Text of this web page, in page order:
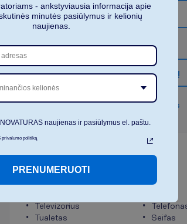
2
Daugiau f ų
Išvalyti visus f s
27-29 m² 2
Televizorius
Tualetas
Seifas
- ankstyviausia informacija apie
minutės pasiūlymus ir kelionių
naujienas.
kelionės
naujienas ir pasiūlymus el. paštu.
privalumo politiką
PRENUMERUOTI